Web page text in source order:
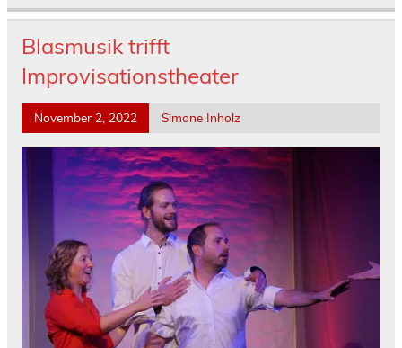
Blasmusik trifft
Improvisationstheater
November 2, 2022 Simone Inholz